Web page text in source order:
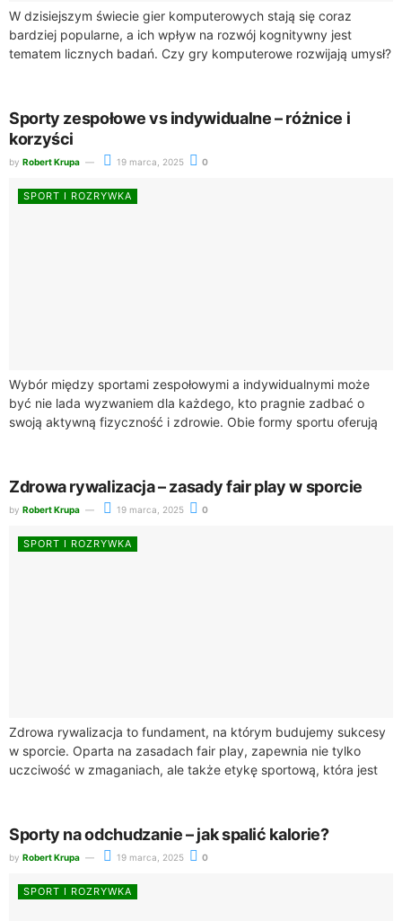
W dzisiejszym świecie gier komputerowych stają się coraz
bardziej popularne, a ich wpływ na rozwój kognitywny jest
tematem licznych badań. Czy gry komputerowe rozwijają umysł?
Sporty zespołowe vs indywidualne – różnice i
korzyści
by Robert Krupa 19 marca, 2025 0
SPORT I ROZRYWKA
Wybór między sportami zespołowymi a indywidualnymi może
być nie lada wyzwaniem dla każdego, kto pragnie zadbać o
swoją aktywną fizyczność i zdrowie. Obie formy sportu oferują
Zdrowa rywalizacja – zasady fair play w sporcie
by Robert Krupa 19 marca, 2025 0
SPORT I ROZRYWKA
Zdrowa rywalizacja to fundament, na którym budujemy sukcesy
w sporcie. Oparta na zasadach fair play, zapewnia nie tylko
uczciwość w zmaganiach, ale także etykę sportową, która jest
Sporty na odchudzanie – jak spalić kalorie?
by Robert Krupa 19 marca, 2025 0
SPORT I ROZRYWKA